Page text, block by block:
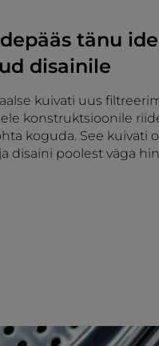
tänu
disainile
kuivati uus
konstruktsioonile
koguda. See kuivati
disaini poolest väga